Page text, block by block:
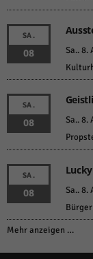
SA.
08 Sa.. 8.
SA.
08
Sa.. 8.
SA.
08 Sa.. 8.
Mehr anzeigen …